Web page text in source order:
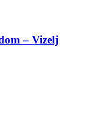
– Vizelj